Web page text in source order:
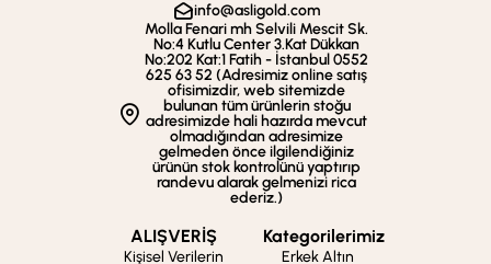
info@asligold.com
Molla Fenari mh Selvili Mescit Sk.
No:4 Kutlu Center 3.Kat Dükkan
No:202 Kat:1 Fatih - İstanbul 0552
625 63 52 (Adresimiz online satış
ofisimizdir, web sitemizde
bulunan tüm ürünlerin stoğu
adresimizde hali hazırda mevcut
olmadığından adresimize
gelmeden önce ilgilendiğiniz
ürünün stok kontrolünü yaptırıp
randevu alarak gelmenizi rica
ederiz.)
ALIŞVERİŞ
Kişisel Verilerin
Kategorilerimiz
Erkek Altın